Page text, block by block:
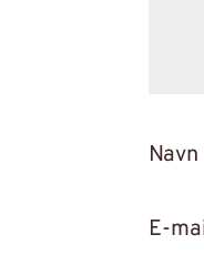
Navn
E-